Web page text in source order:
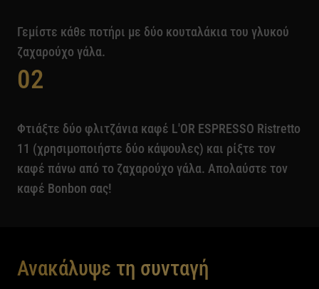
Γεμίστε κάθε ποτήρι με δύο κουταλάκια του γλυκού
ζαχαρούχο γάλα.
02
Φτιάξτε δύο φλιτζάνια καφέ L'OR ESPRESSO Ristretto
11 (χρησιμοποιήστε δύο κάψουλες) και ρίξτε τον
καφέ πάνω από το ζαχαρούχο γάλα. Απολαύστε τον
καφέ Bonbon σας!
Ανακάλυψε τη συνταγή